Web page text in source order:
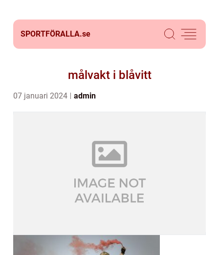
SPORTFÖRALLA.se
målvakt i blåvitt
07 januari 2024 admin